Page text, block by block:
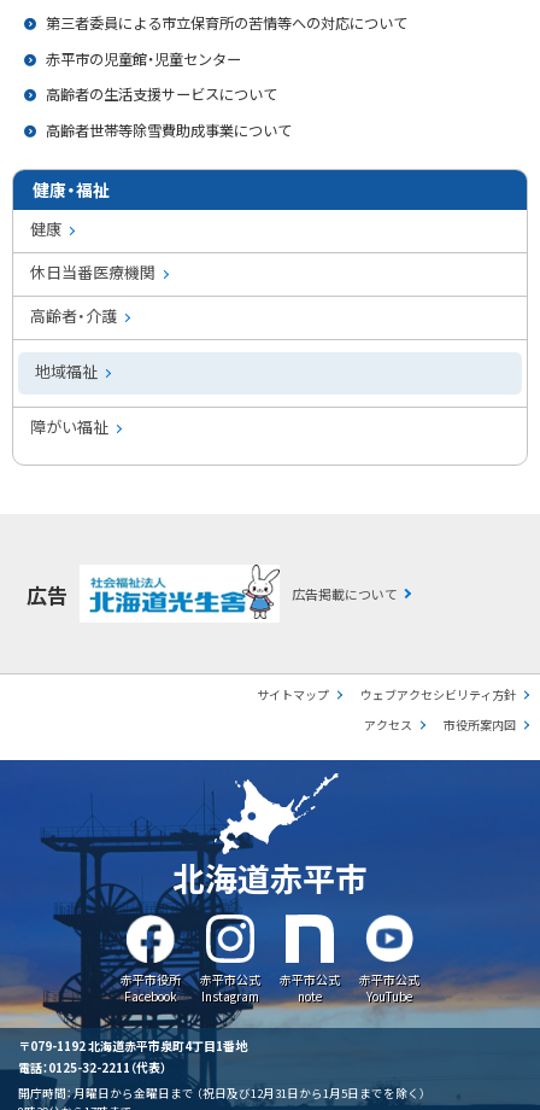
第三者委員による市立保育所の苦情等への対応について
赤平市の児童館・児童センター
高齢者の生活支援サービスについて
高齢者世帯等除雪費助成事業について
健康・福祉
健康
休日当番医療機関
高齢者・介護
地域福祉
障がい福祉
広告 広告掲載について
サイトマップ
ウェブアクセシビリティ方針
アクセス
市役所案内図
北海道赤平市
赤平市役所
Facebook
赤平市公式
Instagram
赤平市公式
note
赤平市公式
YouTube
〒079-1192 北海道赤平市泉町4丁目1番地
電話：0125-32-2211（代表）
開庁時間：月曜日から金曜日まで （祝日及び12月31日から1月5日までを除く）